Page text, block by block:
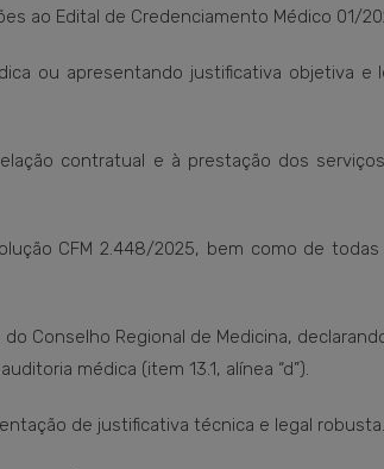
ao Edital de Credenciamento Médico 01/
ou apresentando justificativa objetiva e
contratual e à prestação dos
CFM 2.448/2025, bem como de todas
Conselho Regional de Medicina,
médica (item 13.1, alínea “d”).
de justificativa técnica e legal robusta.